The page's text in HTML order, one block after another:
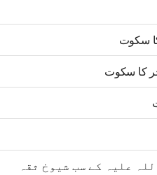
سکوت
کا سکوت
علیہ کے سب شیوخ ثقہ